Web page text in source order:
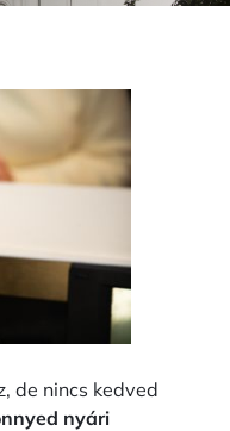
de nincs kedved
nyári